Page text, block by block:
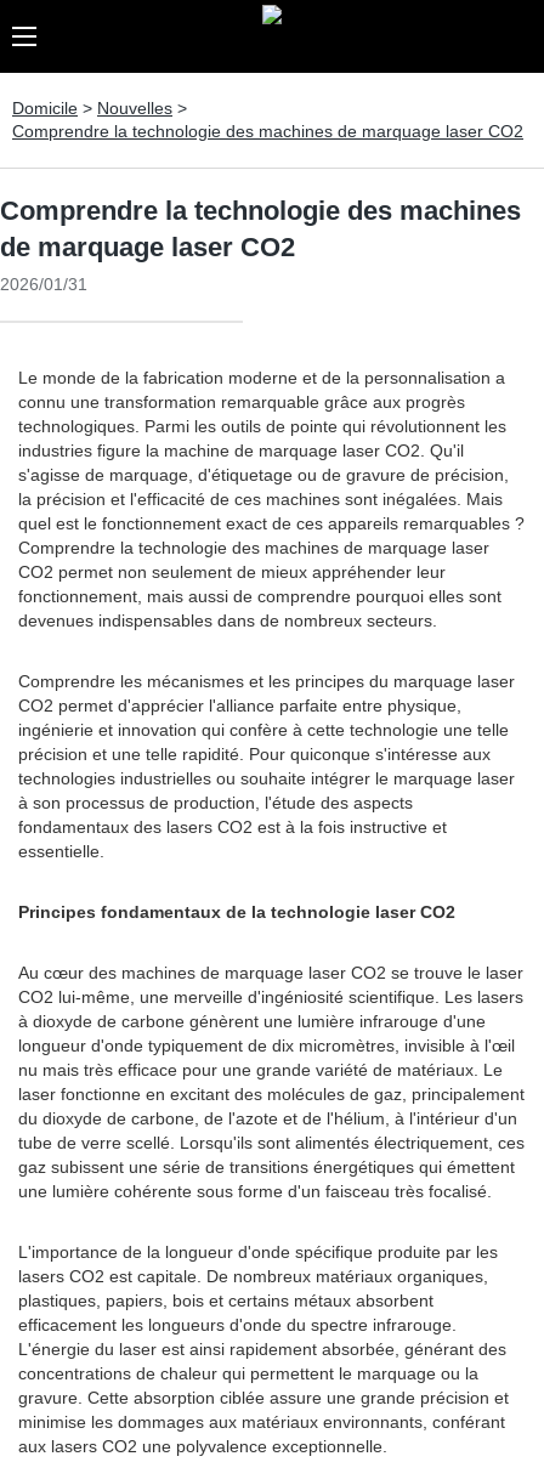
Domicile > Nouvelles >
Comprendre la technologie des machines de marquage laser CO2
Comprendre la technologie des machines
de marquage laser CO2
2026/01/31
Le monde de la fabrication moderne et de la personnalisation a
connu une transformation remarquable grâce aux progrès
technologiques. Parmi les outils de pointe qui révolutionnent les
industries figure la machine de marquage laser CO2. Qu'il
s'agisse de marquage, d'étiquetage ou de gravure de précision,
la précision et l'efficacité de ces machines sont inégalées. Mais
quel est le fonctionnement exact de ces appareils remarquables ?
Comprendre la technologie des machines de marquage laser
CO2 permet non seulement de mieux appréhender leur
fonctionnement, mais aussi de comprendre pourquoi elles sont
devenues indispensables dans de nombreux secteurs.
Comprendre les mécanismes et les principes du marquage laser
CO2 permet d'apprécier l'alliance parfaite entre physique,
ingénierie et innovation qui confère à cette technologie une telle
précision et une telle rapidité. Pour quiconque s'intéresse aux
technologies industrielles ou souhaite intégrer le marquage laser
à son processus de production, l'étude des aspects
fondamentaux des lasers CO2 est à la fois instructive et
essentielle.
Principes fondamentaux de la technologie laser CO2
Au cœur des machines de marquage laser CO2 se trouve le laser
CO2 lui-même, une merveille d'ingéniosité scientifique. Les lasers
à dioxyde de carbone génèrent une lumière infrarouge d'une
longueur d'onde typiquement de dix micromètres, invisible à l'œil
nu mais très efficace pour une grande variété de matériaux. Le
laser fonctionne en excitant des molécules de gaz, principalement
du dioxyde de carbone, de l'azote et de l'hélium, à l'intérieur d'un
tube de verre scellé. Lorsqu'ils sont alimentés électriquement, ces
gaz subissent une série de transitions énergétiques qui émettent
une lumière cohérente sous forme d'un faisceau très focalisé.
L'importance de la longueur d'onde spécifique produite par les
lasers CO2 est capitale. De nombreux matériaux organiques,
plastiques, papiers, bois et certains métaux absorbent
efficacement les longueurs d'onde du spectre infrarouge.
L'énergie du laser est ainsi rapidement absorbée, générant des
concentrations de chaleur qui permettent le marquage ou la
gravure. Cette absorption ciblée assure une grande précision et
minimise les dommages aux matériaux environnants, conférant
aux lasers CO2 une polyvalence exceptionnelle.